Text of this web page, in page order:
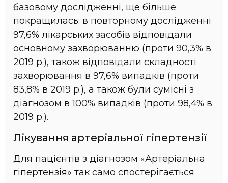
базовому дослідженні, ще більше
покращилась: в повторному дослідженні
97,6% лікарських засобів відповідали
основному захворюванню (проти 90,3% в
2019 р.), також відповідали складності
захворювання в 97,6% випадків (проти
83,8% в 2019 р.), а також були сумісні з
діагнозом в 100% випадків (проти 98,4% в
2019 р.).
Лікування артеріальної гіпертензії
Для пацієнтів з діагнозом «Артеріальна
гіпертензія» так само спостерігається